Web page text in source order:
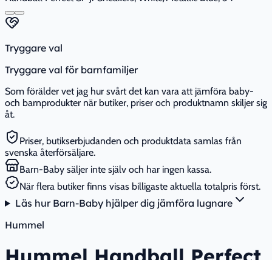
Tryggare val
Tryggare val för barnfamiljer
Som förälder vet jag hur svårt det kan vara att jämföra baby-
och barnprodukter när butiker, priser och produktnamn skiljer sig
åt.
Priser, butikserbjudanden och produktdata samlas från
svenska återförsäljare.
Barn-Baby säljer inte själv och har ingen kassa.
När flera butiker finns visas billigaste aktuella totalpris först.
Läs hur Barn-Baby hjälper dig jämföra lugnare
Hummel